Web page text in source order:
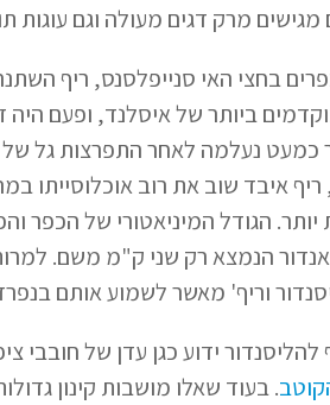
מגישים מרק דגים מעולה וגם
בחצי האי סנייפלסנס, ריף
כמעט נעלמה לאחר התפרצות גל
איבד שוב את רוב אוכלוסייתו
יותר. הגודל המיניאטורי של
הנמצא רק שני ק"מ משם.
וריף' מאשר לשמוע אותם בנפרד. יחד, יש קצת
להליסנדור ידוע כגן עדן של חובבי
. בעוד שאלו מושבות קינון